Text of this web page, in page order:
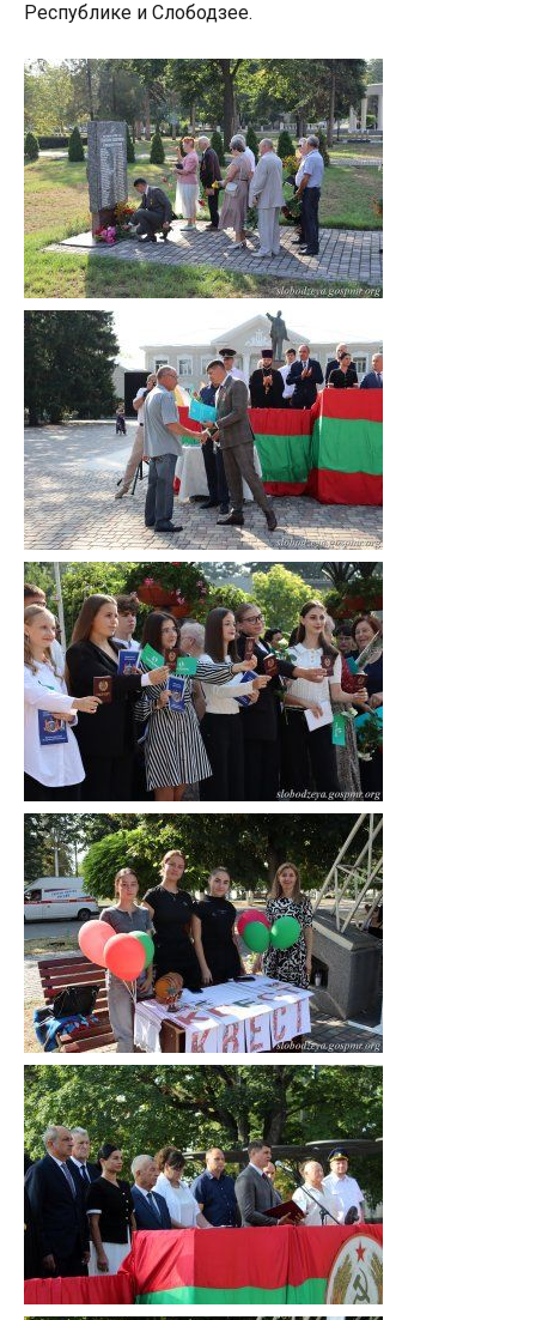
Республике и Слободзее.